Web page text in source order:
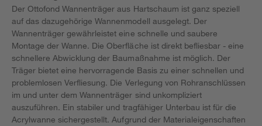
Der Ottofond Wannenträger aus Hartschaum ist ganz speziell
auf das dazugehörige Wannenmodell ausgelegt. Der
Wannenträger gewährleistet eine schnelle und saubere
Montage der Wanne. Die Oberfläche ist direkt befliesbar - eine
schnellere Abwicklung der Baumaßnahme ist möglich. Der
Träger bietet eine hervorragende Basis zu einer schnellen und
problemlosen Verfliesung. Die Verlegung von Rohranschlüssen
im und unter dem Wannenträger sind unkompliziert
auszuführen. Ein stabiler und tragfähiger Unterbau ist für die
Acrylwanne sichergestellt. Aufgrund der Materialeigenschaften